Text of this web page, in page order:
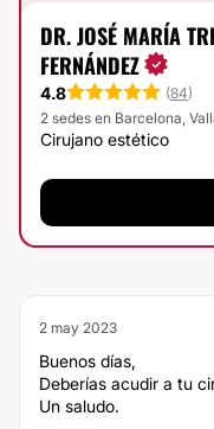
DR. JOSÉ MARÍA
FERNÁNDEZ
4.8 (84)
2 sedes en Barcelona,
Cirujano estético
2 may 2023
Buenos días,
Deberías acudir a tu
Un saludo.